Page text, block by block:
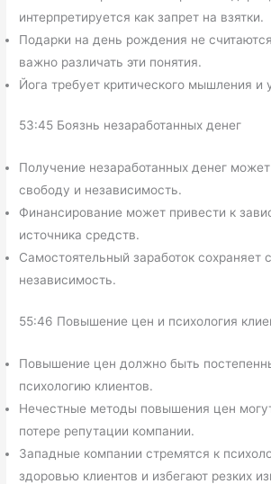
интерпретируется как запрет на взятки.
Подарки на день рождения не
важно различать эти понятия.
Йога требует критического мышления и
53:45 Боязнь незаработанных денег
Получение незаработанных денег может
свободу и независимость.
Финансирование может привести к
источника средств.
Самостоятельный заработок сохраняет
независимость.
55:46 Повышение цен и психология
Повышение цен должно быть
психологию клиентов.
Нечестные методы повышения цен
потере репутации компании.
Западные компании стремятся к
здоровью клиентов и избегают резких